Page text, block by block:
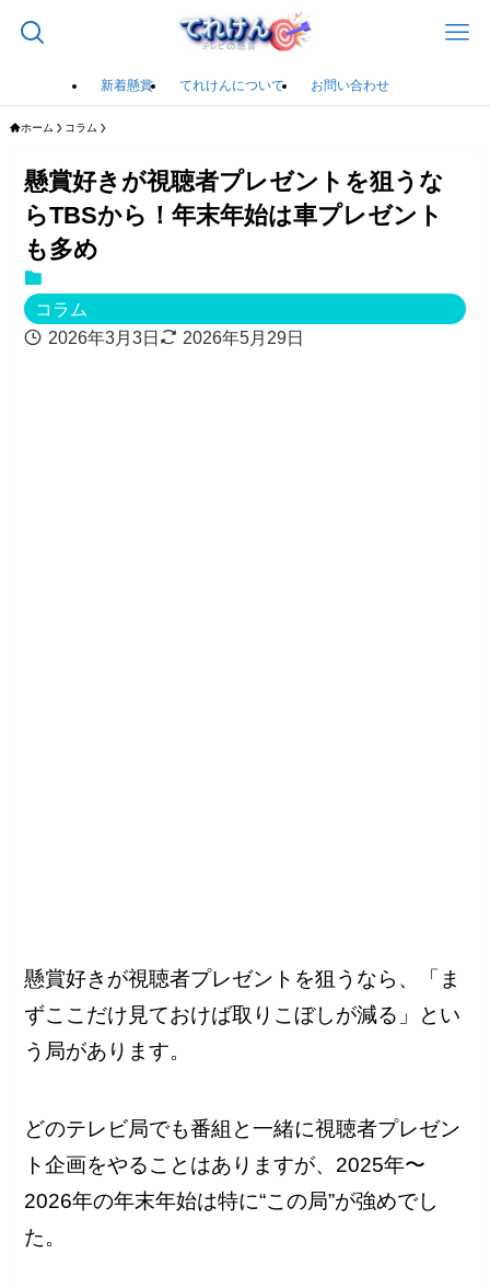
新着懸賞 てれけんについて お問い合わせ
ホーム コラム
懸賞好きが視聴者プレゼントを狙うな
らTBSから！年末年始は車プレゼント
も多め
コラム
2026年3月3日
2026年5月29日
懸賞好きが視聴者プレゼントを狙うなら、「ま
ずここだけ見ておけば取りこぼしが減る」とい
う局があります。
どのテレビ局でも番組と一緒に視聴者プレゼン
ト企画をやることはありますが、2025年〜
2026年の年末年始は特に“この局”が強めでし
た。